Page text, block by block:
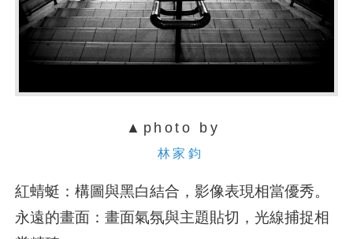
▲photo by
林家鈞
紅蜻蜓：構圖與黑白結合，影像表現相當優秀。
永遠的畫面：畫面氣氛與主題貼切，光線捕捉相